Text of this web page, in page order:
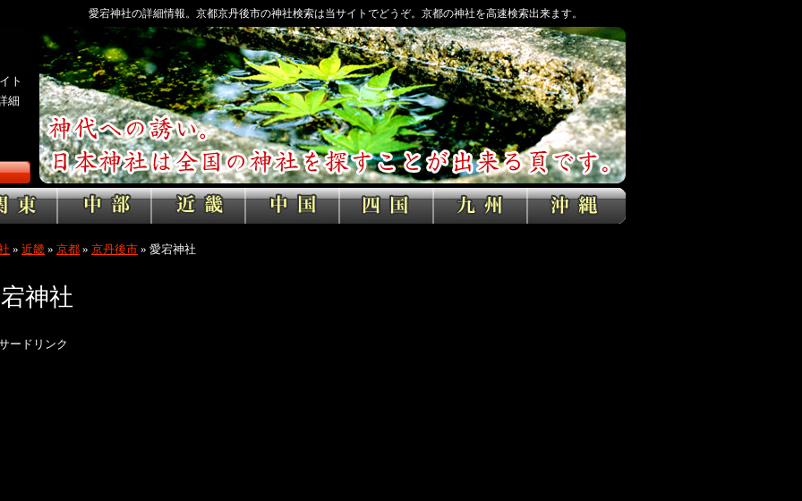
愛宕神社の詳細情報。京都京丹後市の神社検索は当サイトでどうぞ。京都の神社を高速検索出来ます。
ト
細
» 近畿 » 京都 » 京丹後市 » 愛宕神社
神社
ードリンク